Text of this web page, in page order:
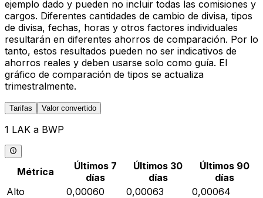
ejemplo dado y pueden no incluir todas las comisiones y
cargos. Diferentes cantidades de cambio de divisa, tipos
de divisa, fechas, horas y otros factores individuales
resultarán en diferentes ahorros de comparación. Por lo
tanto, estos resultados pueden no ser indicativos de
ahorros reales y deben usarse solo como guía. El
gráfico de comparación de tipos se actualiza
trimestralmente.
Tarifas Valor convertido
1 LAK a BWP
Métrica
Últimos 7
días
Últimos 30
días
Últimos 90
días
Alto
0,00060 0,00063
0,00064